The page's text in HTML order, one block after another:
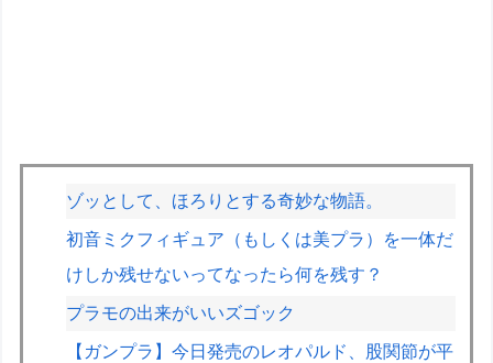
ゾッとして、ほろりとする奇妙な物語。
初音ミクフィギュア（もしくは美プラ）を一体だ
けしか残せないってなったら何を残す？
プラモの出来がいいズゴック
【ガンプラ】今日発売のレオパルド、股関節が平